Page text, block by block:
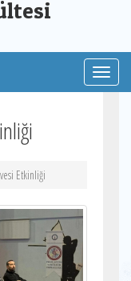
Etkinliği